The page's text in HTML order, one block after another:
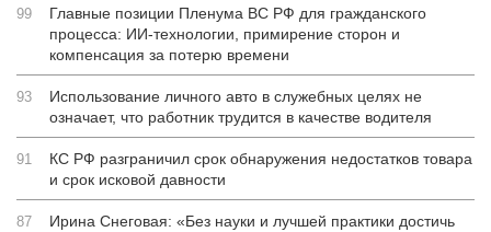
99
Главные позиции Пленума ВС РФ для гражданского
процесса: ИИ-технологии, примирение сторон и
компенсация за потерю времени
93
Использование личного авто в служебных целях не
означает, что работник трудится в качестве водителя
91
КС РФ разграничил срок обнаружения недостатков товара
и срок исковой давности
87
Ирина Снеговая: «Без науки и лучшей практики достичь